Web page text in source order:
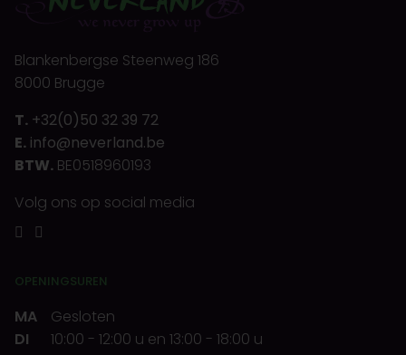
Blankenbergse Steenweg 186
8000 Brugge
T. +32(0)50 32 39 72
E. info@neverland.be
BTW. BE0518960193
Volg ons op social media
OPENINGSUREN
MA
Gesloten
DI
10:00 - 12:00 u en 13:00 - 18:00 u